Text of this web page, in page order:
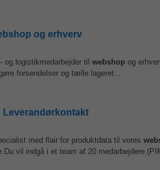
og erhverv
og logistikmedarbejder til webshop og
forsendelser og tælle lageret...
Leverandørkontakt
med flair for produktdata til vores
vil indgå i et team af 20 medarbejdere